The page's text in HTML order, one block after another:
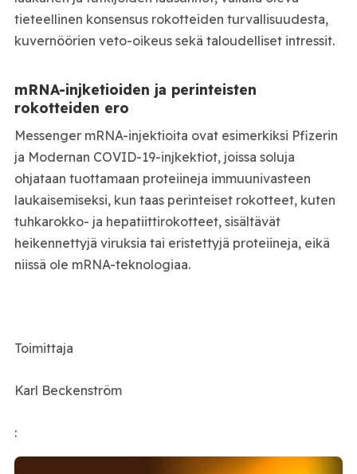
tieteellinen konsensus rokotteiden turvallisuudesta,
kuvernöörien veto-oikeus sekä taloudelliset intressit.
mRNA-injketioiden ja perinteisten
rokotteiden ero
Messenger mRNA-injektioita ovat esimerkiksi Pfizerin
ja Modernan COVID-19-injkektiot, joissa soluja
ohjataan tuottamaan proteiineja immuunivasteen
laukaisemiseksi, kun taas perinteiset rokotteet, kuten
tuhkarokko- ja hepatiittirokotteet, sisältävät
heikennettyjä viruksia tai eristettyjä proteiineja, eikä
niissä ole mRNA-teknologiaa.
Toimittaja
Karl Beckenström
: